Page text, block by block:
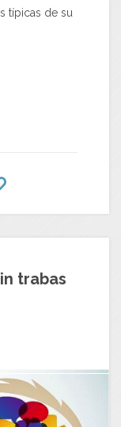
típicas de su
trabas